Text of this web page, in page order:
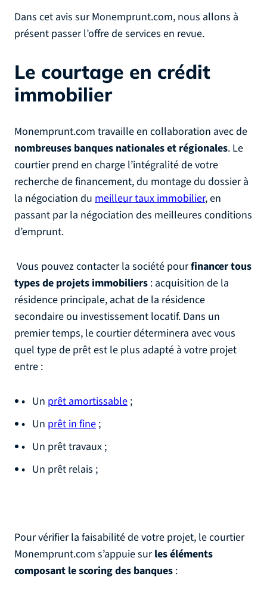
Dans cet avis sur Monemprunt.com, nous allons à
présent passer l’offre de services en revue.
Le courtage en crédit
immobilier
Monemprunt.com travaille en collaboration avec de
nombreuses banques nationales et régionales. Le
courtier prend en charge l’intégralité de votre
recherche de financement, du montage du dossier à
la négociation du meilleur taux immobilier, en
passant par la négociation des meilleures conditions
d’emprunt.
Vous pouvez contacter la société pourfinancer tous
types de projets immobiliers : acquisition de la
résidence principale, achat de la résidence
secondaire ou investissement locatif. Dans un
premier temps, le courtier déterminera avec vous
quel type de prêt est le plus adapté à votre projet
entre :
Un prêt amortissable ;
Un prêt in fine ;
Un prêt travaux ;
Un prêt relais ;
Pour vérifier la faisabilité de votre projet, le courtier
Monemprunt.com s’appuie surles éléments
composant le scoring des banques :